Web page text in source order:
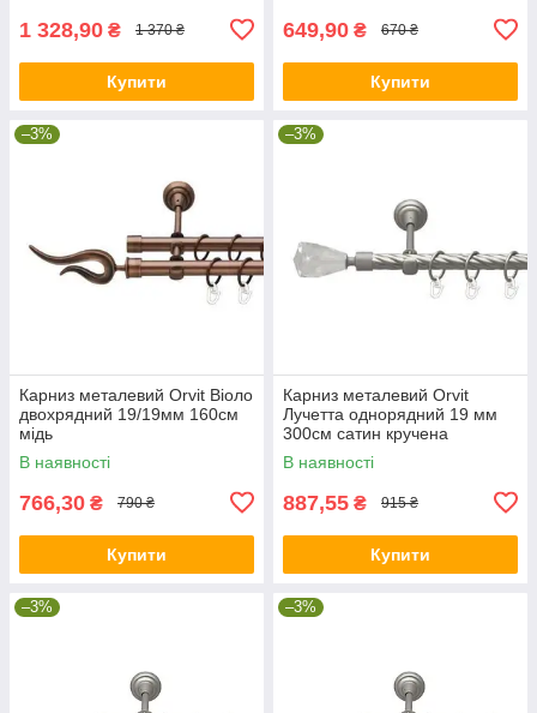
1 328,90 ₴ 1 370 ₴
Купити
649,90 ₴ 670 ₴
Купити
–3%
Карниз металевий Orvit Віоло
двохрядний 19/19мм 160см
мідь
В наявності
766,30 ₴ 790 ₴
Купити
–3%
Карниз металевий Orvit
Лучетта однорядний 19 мм
300см сатин кручена
В наявності
887,55 ₴ 915 ₴
Купити
–3% –3%